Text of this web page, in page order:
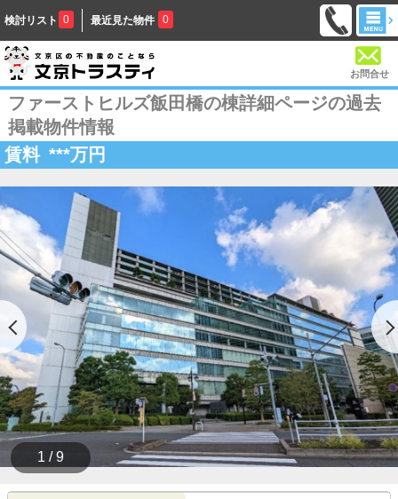
検討リスト 0 最近見た物件 0
お問合せ
ファーストヒルズ飯田橋の棟詳細ページの過去
掲載物件情報
賃料 ***万円
1 / 9